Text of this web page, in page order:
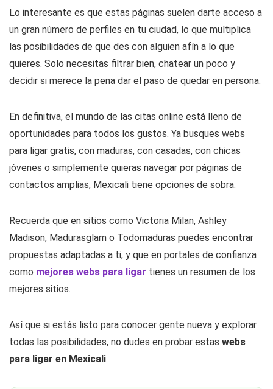
Lo interesante es que estas páginas suelen darte acceso a
un gran número de perfiles en tu ciudad, lo que multiplica
las posibilidades de que des con alguien afín a lo que
quieres. Solo necesitas filtrar bien, chatear un poco y
decidir si merece la pena dar el paso de quedar en persona.
En definitiva, el mundo de las citas online está lleno de
oportunidades para todos los gustos. Ya busques webs
para ligar gratis, con maduras, con casadas, con chicas
jóvenes o simplemente quieras navegar por páginas de
contactos amplias, Mexicali tiene opciones de sobra.
Recuerda que en sitios como Victoria Milan, Ashley
Madison, Madurasglam o Todomaduras puedes encontrar
propuestas adaptadas a ti, y que en portales de confianza
como mejores webs para ligar tienes un resumen de los
mejores sitios.
Así que si estás listo para conocer gente nueva y explorar
todas las posibilidades, no dudes en probar estas webs
para ligar en Mexicali.